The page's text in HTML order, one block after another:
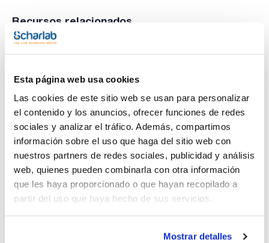
Esta página web usa cookies
Las cookies de este sitio web se usan para personalizar
el contenido y los anuncios, ofrecer funciones de redes
sociales y analizar el tráfico. Además, compartimos
información sobre el uso que haga del sitio web con
nuestros partners de redes sociales, publicidad y análisis
web, quienes pueden combinarla con otra información
que les haya proporcionado o que hayan recopilado a
partir del uso que haya hecho de sus servicios.
Mostrar detalles
Recursos relacionados
Imprimir ficha de